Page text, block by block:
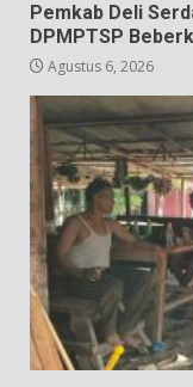
Pemkab Deli
DPMPTSP
Agustus 6, 2026